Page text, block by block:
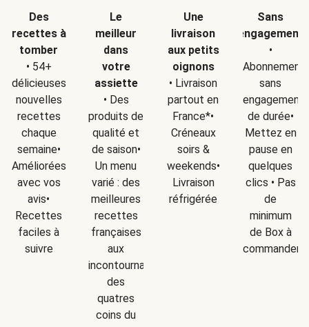
Des
recettes à
tomber
• 54+
délicieuses
nouvelles
recettes
chaque
semaine•
Améliorées
avec vos
avis•
Recettes
faciles à
suivre
Le
meilleur
dans
votre
assiette
• Des
produits de
qualité et
de saison•
Un menu
varié : des
meilleures
recettes
françaises
aux
incontournables
des
quatres
coins du
Une
livraison
aux petits
oignons
• Livraison
partout en
France*•
Créneaux
soirs &
weekends•
Livraison
réfrigérée
Sans
engagement
•
Abonnement
sans
engagement
de durée•
Mettez en
pause en
quelques
clics • Pas
de
minimum
de Box à
commander